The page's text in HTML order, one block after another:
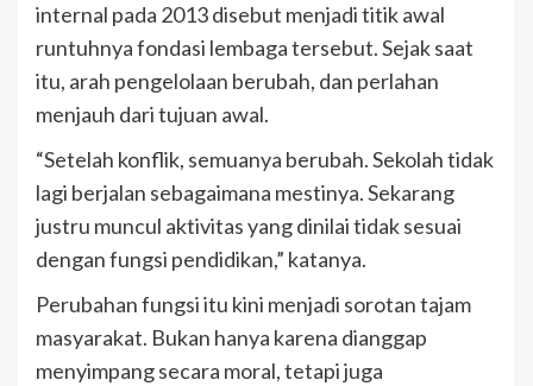
internal pada 2013 disebut menjadi titik awal
runtuhnya fondasi lembaga tersebut. Sejak saat
itu, arah pengelolaan berubah, dan perlahan
menjauh dari tujuan awal.
“Setelah konflik, semuanya berubah. Sekolah tidak
lagi berjalan sebagaimana mestinya. Sekarang
justru muncul aktivitas yang dinilai tidak sesuai
dengan fungsi pendidikan,” katanya.
Perubahan fungsi itu kini menjadi sorotan tajam
masyarakat. Bukan hanya karena dianggap
menyimpang secara moral, tetapi juga